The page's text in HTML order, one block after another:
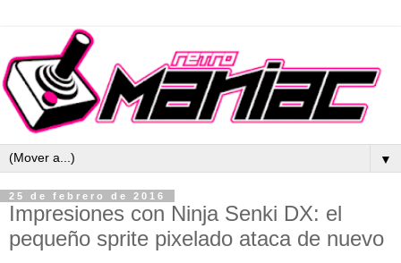
▼
25 de febrero de 2016
Impresiones con Ninja Senki DX: el
pequeño sprite pixelado ataca de nuevo